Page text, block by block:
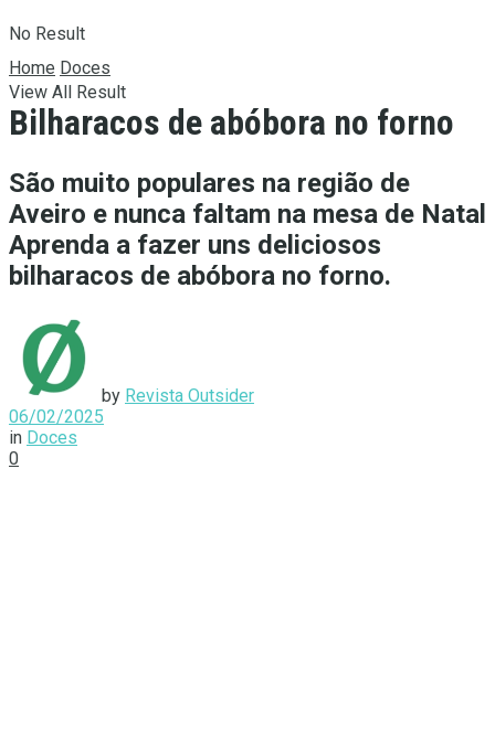
No Result
View All Result
Home Doces
Bilharacos de abóbora no forno
São muito populares na região de
Aveiro e nunca faltam na mesa de Natal
Aprenda a fazer uns deliciosos
bilharacos de abóbora no forno.
by Revista Outsider
06/02/2025
in Doces
0